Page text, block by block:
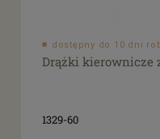
dostępny do 10 dni
Drążki kierownicze
1329-60